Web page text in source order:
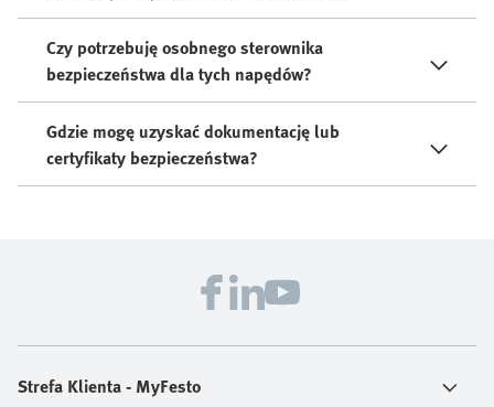
Czy potrzebuję osobnego sterownika
bezpieczeństwa dla tych napędów?
Gdzie mogę uzyskać dokumentację lub
certyfikaty bezpieczeństwa?
Strefa Klienta - MyFesto